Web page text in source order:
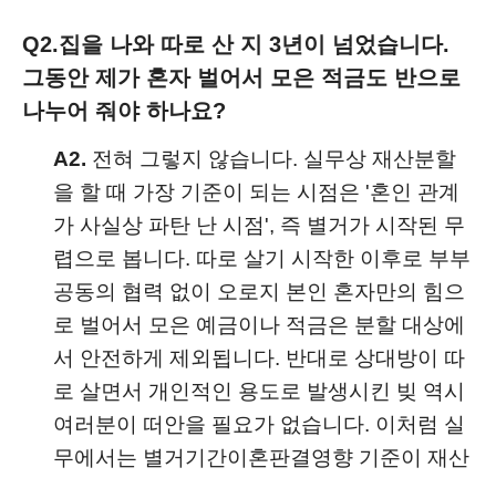
Q2.집을 나와 따로 산 지 3년이 넘었습니다.
그동안 제가 혼자 벌어서 모은 적금도 반으로
나누어 줘야 하나요?
A2. 전혀 그렇지 않습니다. 실무상 재산분할
을 할 때 가장 기준이 되는 시점은 '혼인 관계
가 사실상 파탄 난 시점', 즉 별거가 시작된 무
렵으로 봅니다. 따로 살기 시작한 이후로 부부
공동의 협력 없이 오로지 본인 혼자만의 힘으
로 벌어서 모은 예금이나 적금은 분할 대상에
서 안전하게 제외됩니다. 반대로 상대방이 따
로 살면서 개인적인 용도로 발생시킨 빚 역시
여러분이 떠안을 필요가 없습니다. 이처럼 실
무에서는 별거기간이혼판결영향 기준이 재산